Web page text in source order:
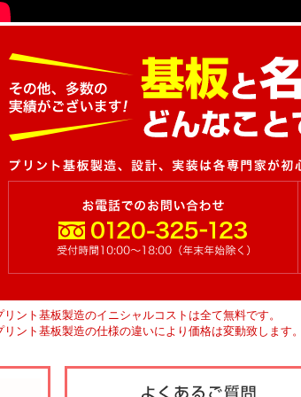
リント基板製造のイニシャルコストは全て無料です。
リント基板製造の仕様の違いにより価格は変動致します。